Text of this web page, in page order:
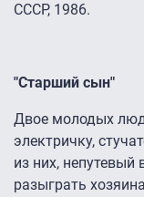
СССР, 1986.
"Старший сын"
Двое молодых
электричку,
из них, непутевый
разыграть